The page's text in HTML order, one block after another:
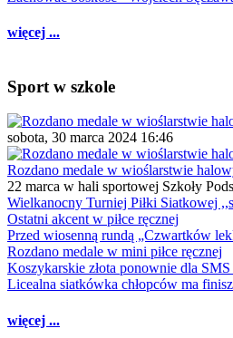
więcej ...
Sport w szkole
sobota, 30 marca 2024 16:46
Rozdano medale w wioślarstwie
22 marca w hali sportowej Szkoły
Wielkanocny Turniej Piłki Siatkowej
Ostatni akcent w piłce ręcznej
Przed wiosenną rundą „Czwartków
Rozdano medale w mini piłce ręcznej
Koszykarskie złota ponownie dla
Licealna siatkówka chłopców ma
więcej ...